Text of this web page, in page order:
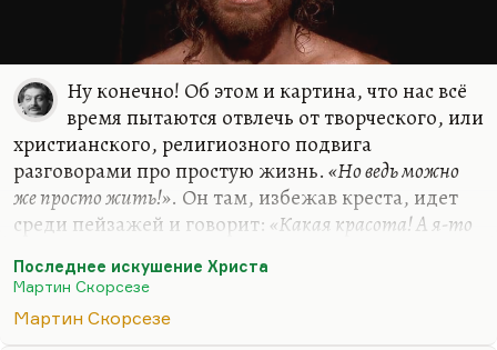
Ну конечно! Об этом и картина, что нас всё
время пытаются отвлечь от творческого, или
христианского, религиозного подвига
разговорами про простую жизнь.«Но ведь можно
же просто жить!». Он там, избежав креста, идет
среди пейзажей и говорит: «Какая красота! А я-то
рожден для подвига, никоим образом не
замечает благодати мира, его прекрасности —
вкуса вина, вкуса еды…
Последнее искушение Христа
Мартин Скорсезе
Мартин Скорсезе